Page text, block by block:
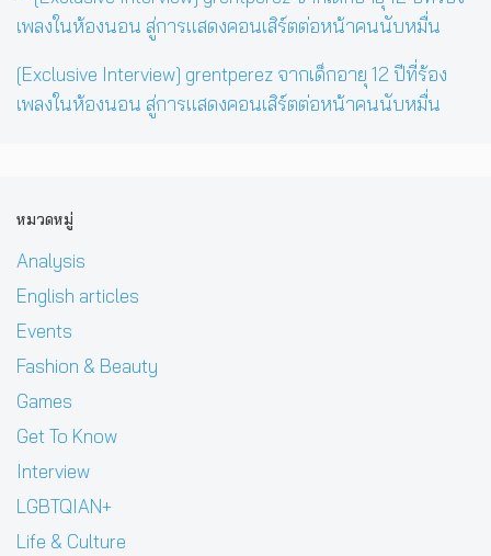
[Exclusive Interview] grentperez จากเด็กอายุ 12 ปีที่ร้อง
เพลงในห้องนอน สู่การแสดงคอนเสิร์ตต่อหน้าคนนับหมื่น
หมวดหมู่
Analysis
English articles
Events
Fashion & Beauty
Games
Get To Know
Interview
LGBTQIAN+
Life & Culture